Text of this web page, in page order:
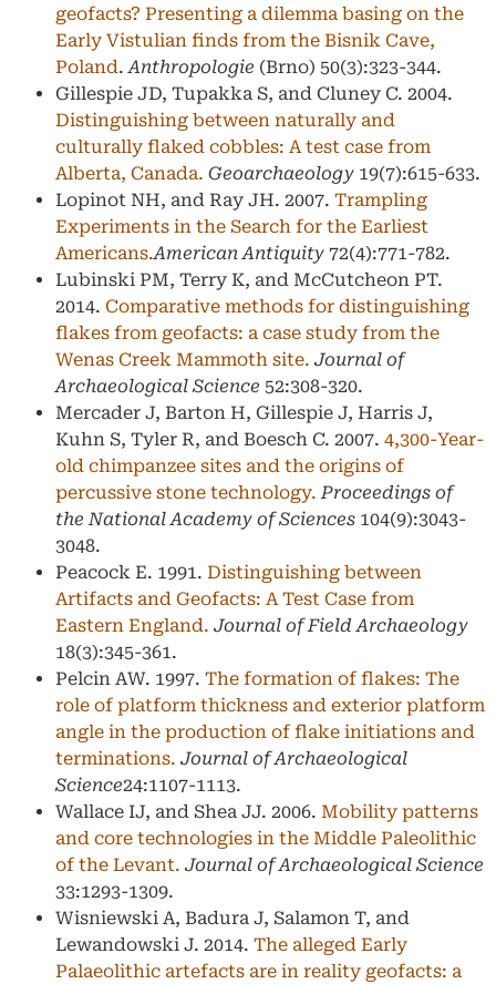
geofacts? Presenting a dilemma basing on the
Early Vistulian finds from the Bisnik Cave,
Poland.Anthropologie (Brno) 50(3):323-344.
Gillespie JD, Tupakka S, and Cluney C. 2004.
Distinguishing between naturally and
culturally flaked cobbles: A test case from
Alberta, Canada. Geoarchaeology 19(7):615-633.
Lopinot NH, and Ray JH. 2007. Trampling
Experiments in the Search for the Earliest
Americans.American Antiquity 72(4):771-782.
Lubinski PM, Terry K, and McCutcheon PT.
2014. Comparative methods for distinguishing
flakes from geofacts: a case study from the
Wenas Creek Mammoth site. Journal of
Archaeological Science 52:308-320.
Mercader J, Barton H, Gillespie J, Harris J,
Kuhn S, Tyler R, and Boesch C. 2007. 4,300-Year-
old chimpanzee sites and the origins of
percussive stone technology. Proceedings of
the National Academy of Sciences 104(9):3043-
3048.
Peacock E. 1991. Distinguishing between
Artifacts and Geofacts: A Test Case from
Eastern England. Journal of Field Archaeology
18(3):345-361.
Pelcin AW. 1997. The formation of flakes: The
role of platform thickness and exterior platform
angle in the production of flake initiations and
terminations. Journal of Archaeological
Science24:1107-1113.
Wallace IJ, and Shea JJ. 2006. Mobility patterns
and core technologies in the Middle Paleolithic
of the Levant. Journal of Archaeological Science
33:1293-1309.
Wisniewski A, Badura J, Salamon T, and
Lewandowski J. 2014. The alleged Early
Palaeolithic artefacts are in reality geofacts: a